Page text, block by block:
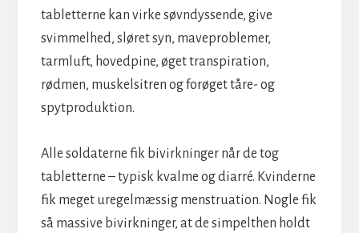
tabletterne kan virke søvndyssende, give
svimmelhed, sløret syn, maveproblemer,
tarmluft, hovedpine, øget transpiration,
rødmen, muskelsitren og forøget tåre- og
spytproduktion.
Alle soldaterne fik bivirkninger når de tog
tabletterne – typisk kvalme og diarré. Kvinderne
fik meget uregelmæssig menstruation. Nogle fik
så massive bivirkninger, at de simpelthen holdt